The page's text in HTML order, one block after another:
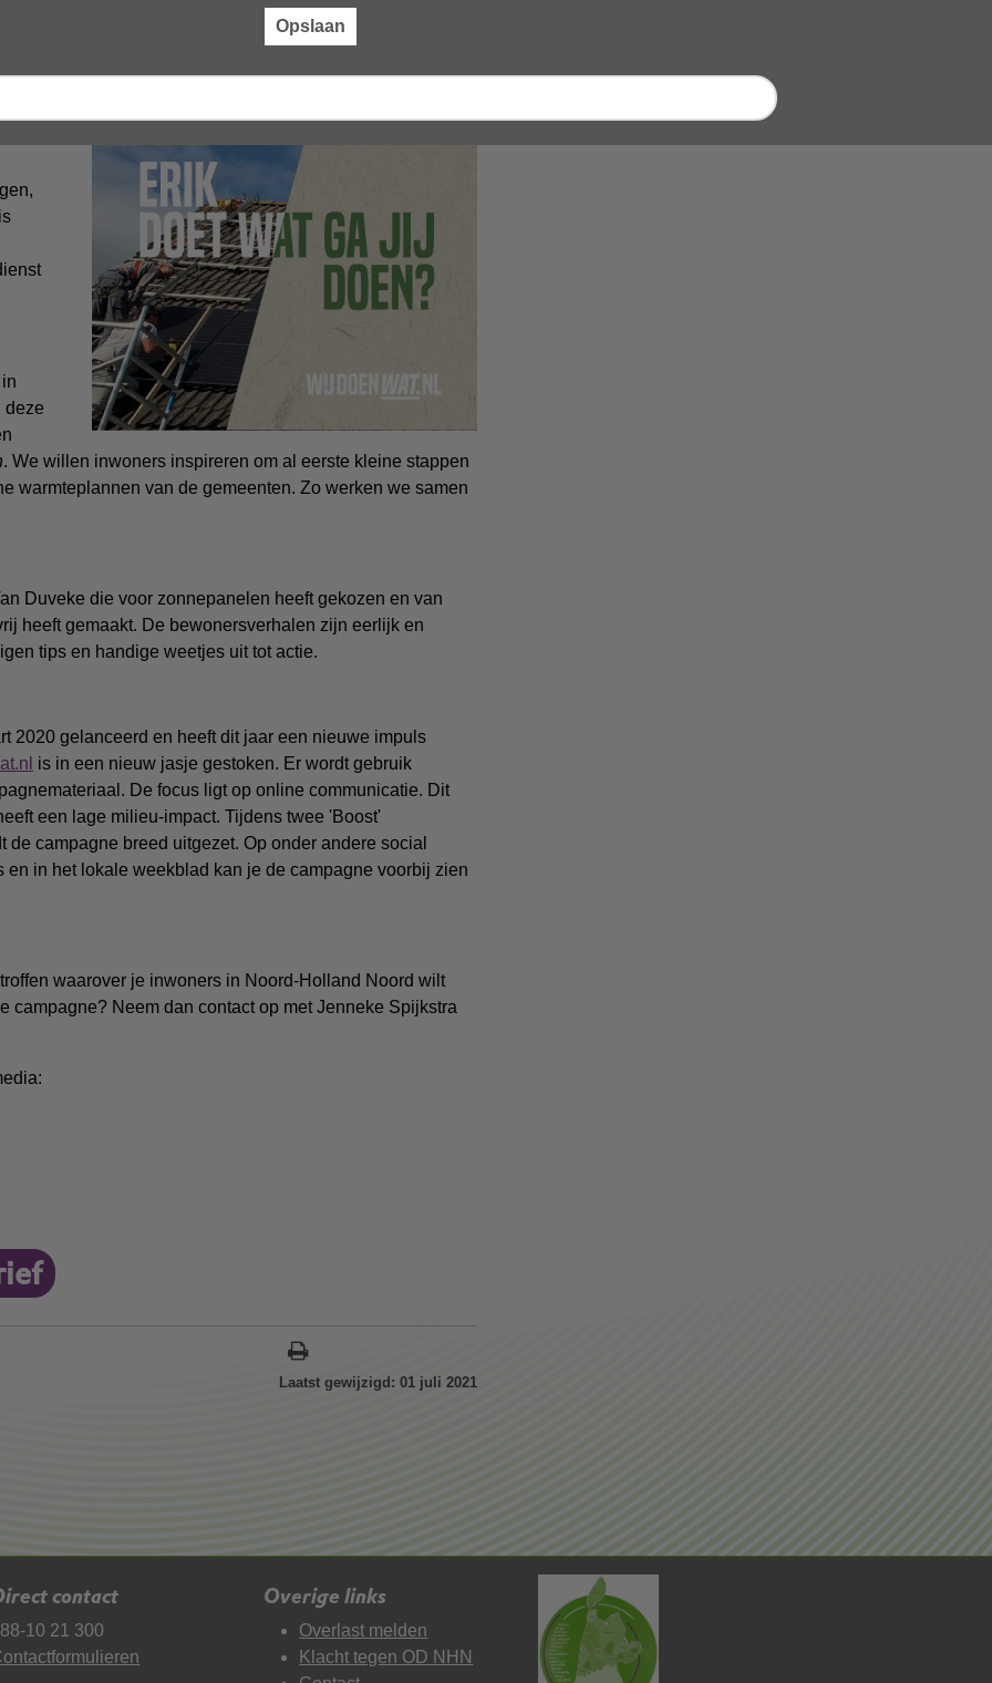
Opslaan
deze
. We willen inwoners inspireren om al eerste kleine stappen
warmteplannen van de gemeenten. Zo werken we samen
Duveke die voor zonnepanelen heeft gekozen en van
heeft gemaakt. De bewonersverhalen zijn eerlijk en
tips en handige weetjes uit tot actie.
2020 gelanceerd en heeft dit jaar een nieuwe impuls
is in een nieuw jasje gestoken. Er wordt gebruik
De focus ligt op online communicatie. Dit
een lage milieu-impact. Tijdens twee 'Boost'
de campagne breed uitgezet. Op onder andere social
in het lokale weekblad kan je de campagne voorbij zien
waarover je inwoners in Noord-Holland Noord wilt
campagne? Neem dan contact op met Jenneke Spijkstra
Laatst gewijzigd: 01 juli 2021
contact
10 21 300
Overige links
Overlast melden
Klacht tegen OD NHN